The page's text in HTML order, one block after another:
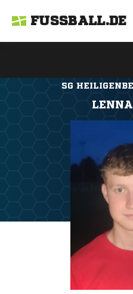
FUSSBALL.DE
SG